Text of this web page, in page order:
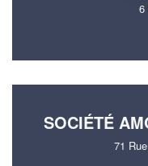
6
SOCIÉTÉ
71